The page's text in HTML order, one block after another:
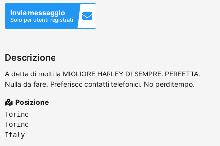
Invia messaggio
Solo per utenti registrati
Descrizione
A detta di molti la MIGLIORE HARLEY DI SEMPRE. PERFETTA.
Nulla da fare. Preferisco contatti telefonici. No perditempo.
Posizione
Torino
Torino
Italy